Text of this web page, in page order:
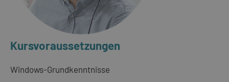
Kursvoraussetzungen
Windows-Grundkenntnisse